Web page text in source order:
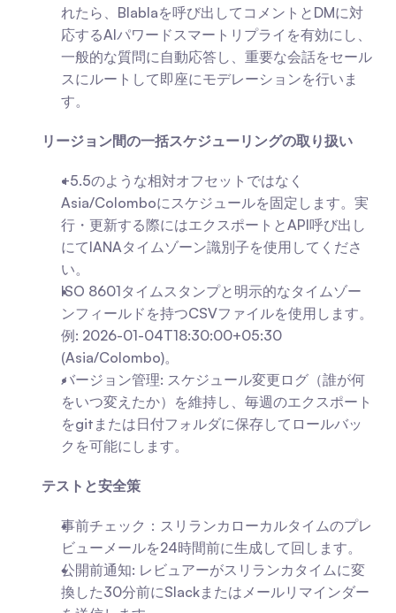
れたら、Blablaを呼び出してコメントとDMに対
応するAIパワードスマートリプライを有効にし、
一般的な質問に自動応答し、重要な会話をセール
スにルートして即座にモデレーションを行いま
す。
リージョン間の一括スケジューリングの取り扱い
+5.5のような相対オフセットではなく
Asia/Colomboにスケジュールを固定します。実
行・更新する際にはエクスポートとAPI呼び出し
にてIANAタイムゾーン識別子を使用してくださ
い。
ISO 8601タイムスタンプと明示的なタイムゾー
ンフィールドを持つCSVファイルを使用します。
例: 2026-01-04T18:30:00+05:30
(Asia/Colombo)。
バージョン管理: スケジュール変更ログ（誰が何
をいつ変えたか）を維持し、毎週のエクスポート
をgitまたは日付フォルダに保存してロールバッ
クを可能にします。
テストと安全策
事前チェック：スリランカローカルタイムのプレ
ビューメールを24時間前に生成して回します。
公開前通知: レビュアーがスリランカタイムに変
換した30分前にSlackまたはメールリマインダー